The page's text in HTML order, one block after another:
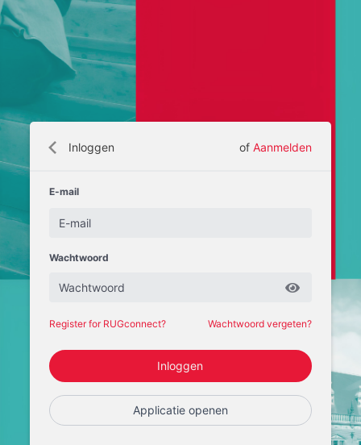
Inloggen ofAanmelden
E-mail
Wachtwoord
Register for RUGconnect? Wachtwoord vergeten?
Applicatie openen